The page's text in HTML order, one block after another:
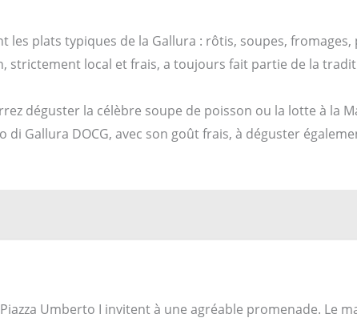
les plats typiques de la Gallura : rôtis, soupes,
strictement local et frais, a toujours fait partie de la
déguster la célèbre soupe de poisson ou la lotte à la
Gallura DOCG, avec son goût frais, à déguster
Umberto I invitent à une agréable promenade. Le